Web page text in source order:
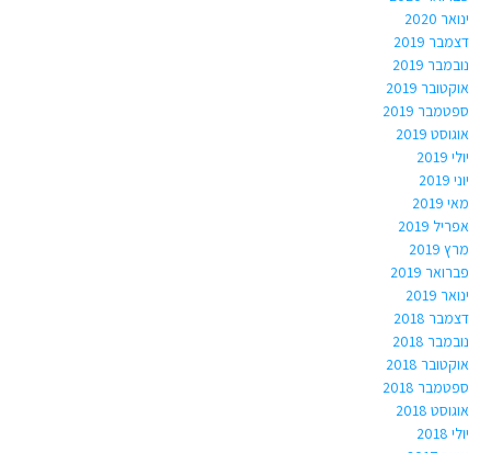
ינואר 2020
דצמבר 2019
נובמבר 2019
אוקטובר 2019
ספטמבר 2019
אוגוסט 2019
יולי 2019
יוני 2019
מאי 2019
אפריל 2019
מרץ 2019
פברואר 2019
ינואר 2019
דצמבר 2018
נובמבר 2018
אוקטובר 2018
ספטמבר 2018
אוגוסט 2018
יולי 2018